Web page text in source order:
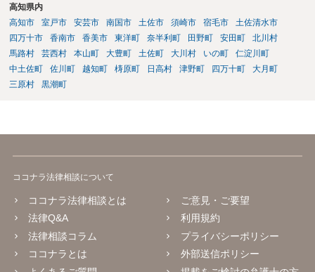
す。 また、不動産担保ローンで問題となるのは、カードローン取引か
ら不動産担保ローンに切り替えている場合であり、この場合にカード
ローン取引と不動産担保ローンを一連の取引として計算できるかとい
う問題があります。 これについて、一連性が否定された裁判例もいく
つかあるため、不動産担保ローンについては過払金請求が難しいとい
う話を聞いたのかもしれませんが、先ほど述べたように、不動産担保
に相談するのがよいと考えます。
高知県内
高知市
室戸市 安芸市 南国市 土佐市 須崎市 宿毛市
土佐清水市
四万十市
香南市 香美市 東洋町 奈半利町 田野町 安田町
北川村
馬路村
芸西村 本山町 大豊町 土佐町 大川村 いの町
仁淀川町
中土佐町
佐川町 越知町 梼原町 日高村 津野町 四万十町
大月町
三原村
黒潮町
ココナラ法律相談について
ココナラ法律相談とは
法律Q&A
法律相談コラム
ココナラとは
ご意見・ご要望
利用規約
プライバシーポリシー
外部送信ポリシー